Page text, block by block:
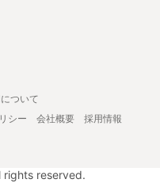
ついて
シー 会社概要
採用情報
rights reserved.